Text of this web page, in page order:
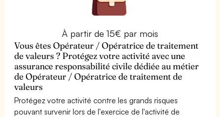
À partir de 15€ par mois
Vous êtes Opérateur / Opératrice de traitement
de valeurs ? Protégez votre activité avec une
assurance responsabilité civile dédiée au métier
de Opérateur / Opératrice de traitement de
valeurs
Protégez votre activité contre les grands risques
pouvant survenir lors de l'exercice de l'activité de